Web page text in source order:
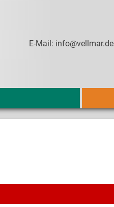
E-Mail: info@vellmar.de